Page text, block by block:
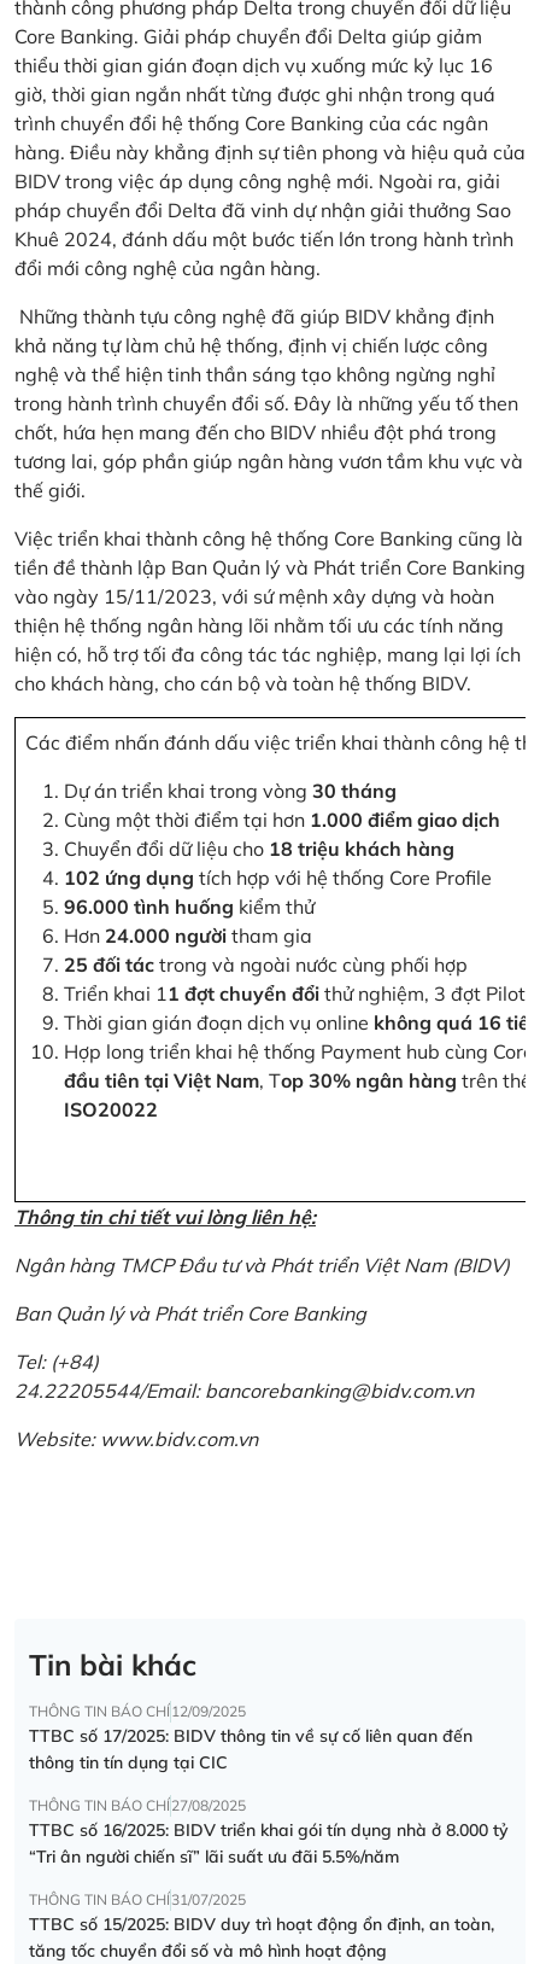
thành công phương pháp Delta trong chuyển đổi dữ liệu
Core Banking. Giải pháp chuyển đổi Delta giúp giảm
thiểu thời gian gián đoạn dịch vụ xuống mức kỷ lục 16
giờ, thời gian ngắn nhất từng được ghi nhận trong quá
trình chuyển đổi hệ thống Core Banking của các ngân
hàng. Điều này khẳng định sự tiên phong và hiệu quả của
BIDV trong việc áp dụng công nghệ mới. Ngoài ra, giải
pháp chuyển đổi Delta đã vinh dự nhận giải thưởng Sao
Khuê 2024, đánh dấu một bước tiến lớn trong hành trình
đổi mới công nghệ của ngân hàng.
Những thành tựu công nghệ đã giúp BIDV khẳng định
khả năng tự làm chủ hệ thống, định vị chiến lược công
nghệ và thể hiện tinh thần sáng tạo không ngừng nghỉ
trong hành trình chuyển đổi số. Đây là những yếu tố then
chốt, hứa hẹn mang đến cho BIDV nhiều đột phá trong
tương lai, góp phần giúp ngân hàng vươn tầm khu vực và
thế giới.
Việc triển khai thành công hệ thống Core Banking cũng là
tiền đề thành lập Ban Quản lý và Phát triển Core Banking
vào ngày 15/11/2023, với sứ mệnh xây dựng và hoàn
thiện hệ thống ngân hàng lõi nhằm tối ưu các tính năng
hiện có, hỗ trợ tối đa công tác tác nghiệp, mang lại lợi ích
cho khách hàng, cho cán bộ và toàn hệ thống BIDV.
Các điểm nhấn đánh dấu việc triển khai thành công hệ
Dự án triển khai trong vòng 30 tháng
Cùng một thời điểm tại hơn 1.000 điểm giao dịch
Chuyển đổi dữ liệu cho 18 triệu khách hàng
102 ứng dụng tích hợp với hệ thống Core Profile
96.000 tình huống kiểm thử
Hơn 24.000 người tham gia
25 đối tác trong và ngoài nước cùng phối hợp
Triển khai 11 đợt chuyển đổi thử nghiệm, 3 đợt Pilot
Thời gian gián đoạn dịch vụ online không quá 16
Hợp long triển khai hệ thống Payment hub cùng
đầu tiên tại Việt Nam, Top 30% ngân hàng trên thế
ISO20022
Thông tin chi tiết vui lòng liên hệ:
Ngân hàng TMCP Đầu tư và Phát triển Việt Nam (BIDV)
Ban Quản lý và Phát triển Core Banking
Tel: (+84)
24.22205544/Email: bancorebanking@bidv.com.vn
Website: www.bidv.com.vn
Tin bài khác
THÔNG TIN BÁO CHÍ12/09/2025
TTBC số 17/2025: BIDV thông tin về sự cố liên quan đến
thông tin tín dụng tại CIC
THÔNG TIN BÁO CHÍ27/08/2025
TTBC số 16/2025: BIDV triển khai gói tín dụng nhà ở 8.000 tỷ
“Tri ân người chiến sĩ” lãi suất ưu đãi 5.5%/năm
THÔNG TIN BÁO CHÍ31/07/2025
TTBC số 15/2025: BIDV duy trì hoạt động ổn định, an toàn,
tăng tốc chuyển đổi số và mô hình hoạt động